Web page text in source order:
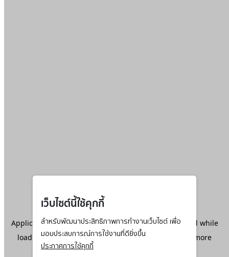
เว็บไซต์นี้ใช้คุกกี้
สำหรับพัฒนาประสิทธิภาพการทำงานเว็บไซต์ เพื่อ
มอบประสบการณ์การใช้งานที่ดียิ่งขึ้น
ประกาศการใช้คุกกี้
Application error: aclient-side exception has occurred while
loadingwww.ktc.co.th(see the browser console
for more
information).